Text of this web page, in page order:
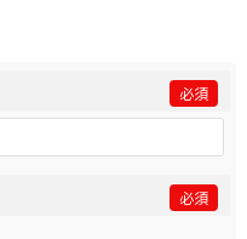
必須
必須